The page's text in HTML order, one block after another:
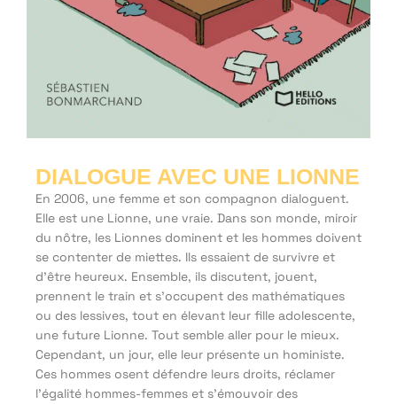
DIALOGUE AVEC UNE LIONNE
En 2006, une femme et son compagnon dialoguent.
Elle est une Lionne, une vraie. Dans son monde, miroir
du nôtre, les Lionnes dominent et les hommes doivent
se contenter de miettes. Ils essaient de survivre et
d’être heureux. Ensemble, ils discutent, jouent,
prennent le train et s’occupent des mathématiques
ou des lessives, tout en élevant leur fille adolescente,
une future Lionne. Tout semble aller pour le mieux.
Cependant, un jour, elle leur présente un hoministe.
Ces hommes osent défendre leurs droits, réclamer
l’égalité hommes-femmes et s’émouvoir des